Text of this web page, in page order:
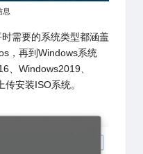
息
需要的系统类型都涵盖
，再到Windows系统
、Windows2019、
安装ISO系统。